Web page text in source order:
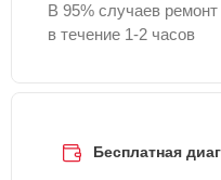
В 95% случаев
в течение 1-2 часов
Бесплатная